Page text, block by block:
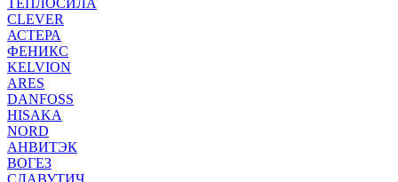
ТЕПЛОСИЛА
CLEVER
АСТЕРА
ФЕНИКС
KELVION
ARES
DANFOSS
HISAKA
NORD
АНВИТЭК
ВОГЕЗ
СЛАВУТИЧ